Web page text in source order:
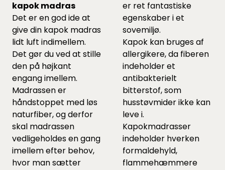
kapok madras
Det er en god ide at
give din kapok madras
lidt luft indimellem.
Det gør du ved at stille
den på højkant
engang imellem.
Madrassen er
håndstoppet med løs
naturfiber, og derfor
skal madrassen
vedligeholdes en gang
imellem efter behov,
hvor man sætter
er ret fantastiske
egenskaber i et
sovemiljø.
Kapok kan bruges af
allergikere, da fiberen
indeholder et
antibakterielt
bitterstof, som
husstøvmider ikke kan
leve i.
Kapokmadrasser
indeholder hverken
formaldehyld,
flammehæmmere